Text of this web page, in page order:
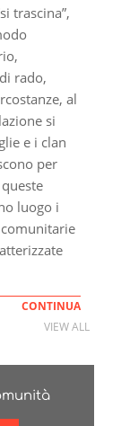
trascina”,
rado,
al
si
e i clan
per
luogo i
CONTINUA
VIEW ALL